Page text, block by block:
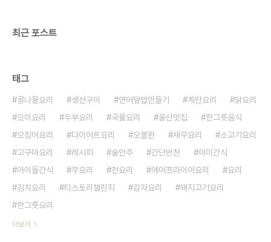
최근 포스트
태그
콩나물요리 생선구이 연어덮밥만들기 계란요리
닭요리
오이요리
두부요리 국물요리 울산맛집
한그릇음식
오징어요리
다이어트요리 오블완 새우요리
소고기요리
고구마요리
레시피 술안주 간단반찬
아이간식
아이들간식
무요리 전요리 에어프라이어요리
요리
김치요리
티스토리챌린지 감자요리
돼지고기요리
한그릇요리
더보기